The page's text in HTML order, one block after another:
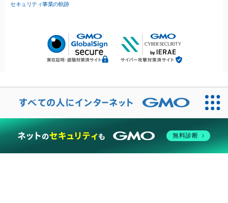
セキュリティ事業の軌跡
無料診断